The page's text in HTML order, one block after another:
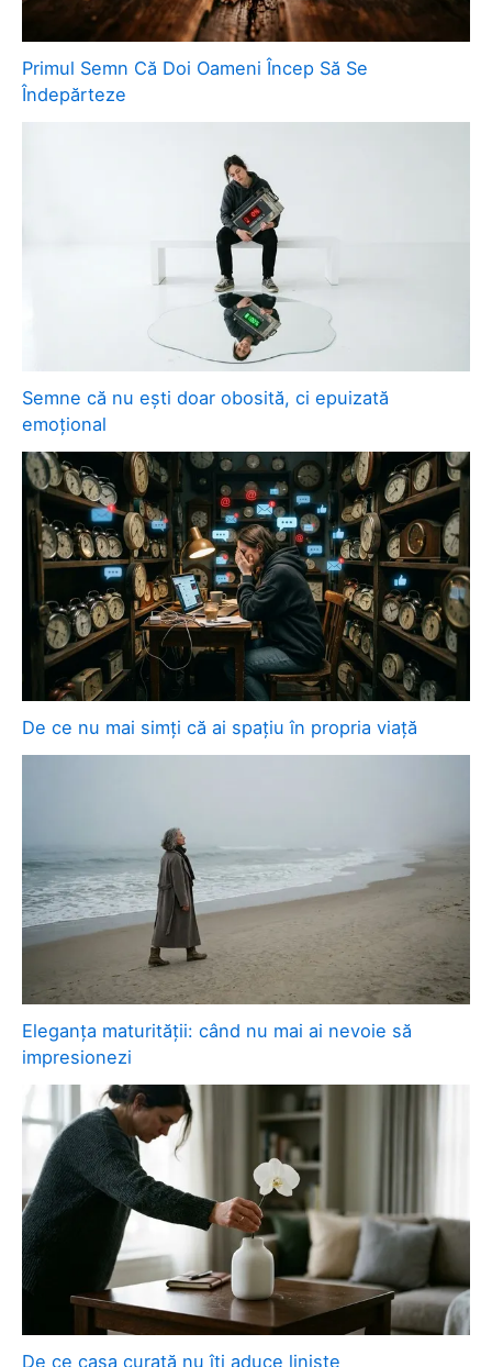
Primul Semn Că Doi Oameni Încep Să Se
Îndepărteze
Semne că nu ești doar obosită, ci epuizată
emoțional
De ce nu mai simți că ai spațiu în propria viață
Eleganța maturității: când nu mai ai nevoie să
impresionezi
De ce casa curată nu îți aduce liniște